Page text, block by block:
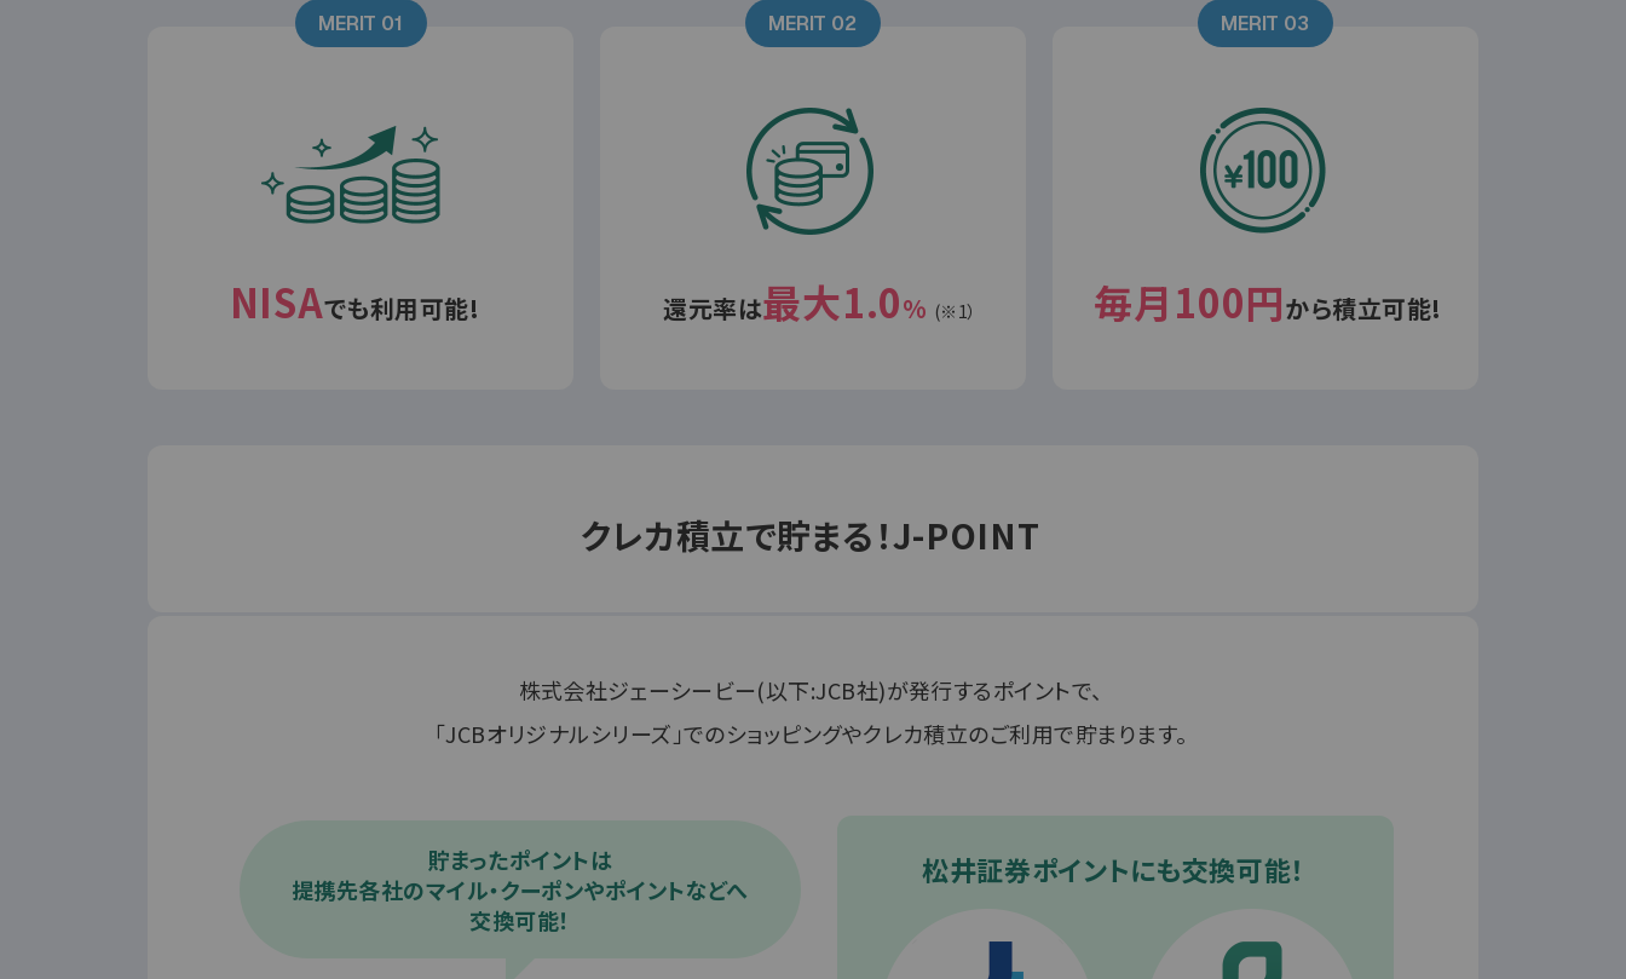
MERIT 01
NISAでも利用可能!
MERIT 02
還元率は最大1.0% (※1）
MERIT 03
毎月100円から積立可能!
クレカ積立で貯まる！J-POINT
株式会社ジェーシービー(以下:JCB社)が発行するポイントで、
「JCBオリジナルシリーズ」でのショッピングやクレカ積立のご利用で貯まります。
貯まったポイントは
提携先各社のマイル・クーポンやポイントなどへ
交換可能！
松井証券ポイントにも交換可能！